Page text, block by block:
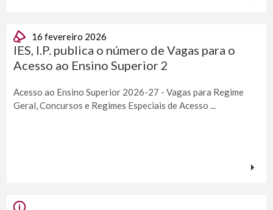
16 fevereiro 2026
IES, I.P. publica o número de Vagas para o
Acesso ao Ensino Superior 2
Acesso ao Ensino Superior 2026-27 - Vagas para Regime
Geral, Concursos e Regimes Especiais de Acesso ...